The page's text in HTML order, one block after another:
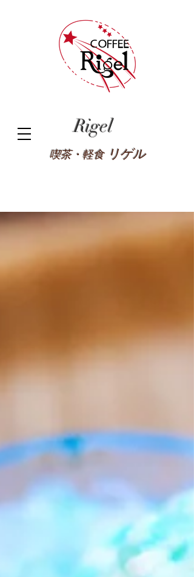
喫茶・軽食リゲル
Rigel